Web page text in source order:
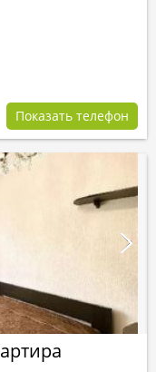
Показать телефон